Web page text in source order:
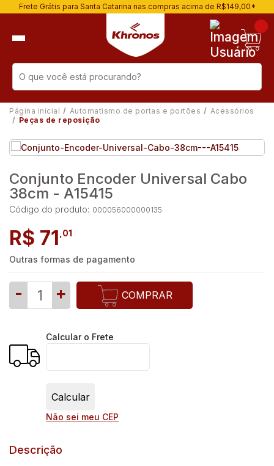
Frete Grátis para Santa Catarina nas compras acima de R$149,00*
Página inicial Automatismo de portas e portões
Acessórios
Peças de reposição
Conjunto Encoder Universal Cabo
38cm - A15415
Código do produto: 000056000000135
R$ 71 ,01
Outras formas de pagamento
- + COMPRAR
Calcular o Frete
Não sei meu CEP
Descrição